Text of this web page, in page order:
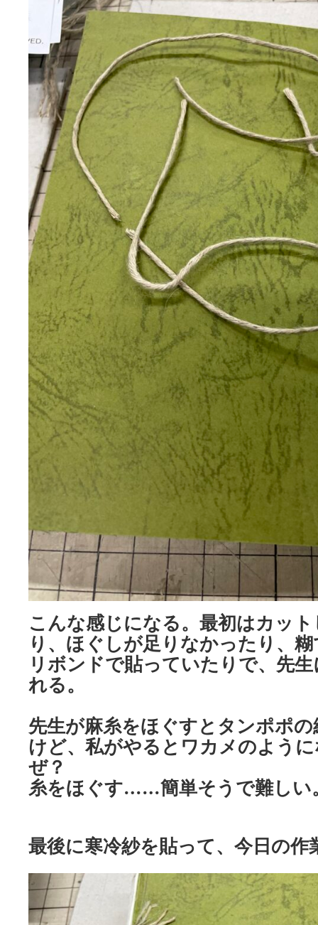
こんな感じになる。最初はカッ
り、ほぐしが足りなかったり、
リボンドで貼っていたりで、先
れる。
先生が麻糸をほぐすとタンポポ
けど、私がやるとワカメのよう
ぜ？
糸をほぐす……簡単そうで難しい
最後に寒冷紗を貼って、今日の